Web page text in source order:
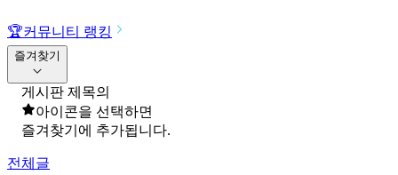
🏆커뮤니티 랭킹
즐겨찾기
게시판 제목의
아이콘을 선택하면
즐겨찾기에 추가됩니다.
전체글